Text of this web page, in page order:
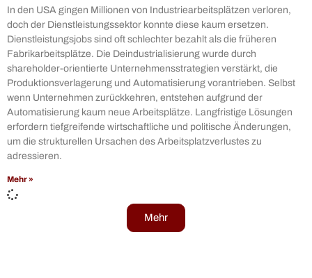
In den USA gingen Millionen von Industriearbeitsplätzen verloren,
doch der Dienstleistungssektor konnte diese kaum ersetzen.
Dienstleistungsjobs sind oft schlechter bezahlt als die früheren
Fabrikarbeitsplätze. Die Deindustrialisierung wurde durch
shareholder-orientierte Unternehmensstrategien verstärkt, die
Produktionsverlagerung und Automatisierung vorantrieben. Selbst
wenn Unternehmen zurückkehren, entstehen aufgrund der
Automatisierung kaum neue Arbeitsplätze. Langfristige Lösungen
erfordern tiefgreifende wirtschaftliche und politische Änderungen,
um die strukturellen Ursachen des Arbeitsplatzverlustes zu
adressieren.
Mehr »
Mehr